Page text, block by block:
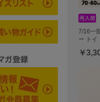
7/16一
ー ト
￥